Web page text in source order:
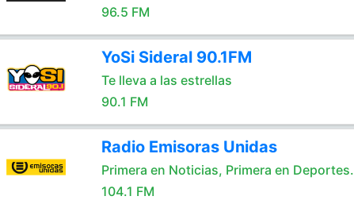
96.5 FM
YoSi Sideral 90.1FM
Te lleva a las estrellas
90.1 FM
Radio Emisoras Unidas
Primera en Noticias, Primera en Deportes.
104.1 FM